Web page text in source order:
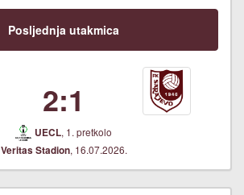
Posljednja utakmica
2:1
UECL, 1. pretkolo
Veritas Stadion, 16.07.2026.